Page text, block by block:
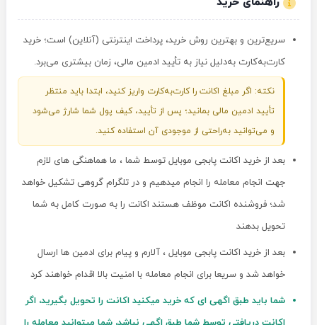
سریع‌ترین و بهترین روش خرید، پرداخت اینترنتی (آنلاین) است؛ خرید
کارت‌به‌کارت به‌دلیل نیاز به تأیید ادمین مالی، زمان بیشتری می‌برد.
نکته: اگر مبلغ اکانت را کارت‌به‌کارت واریز کنید، ابتدا باید منتظر
تأیید ادمین مالی بمانید؛ پس از تأیید، کیف پول شما شارژ می‌شود
و می‌توانید به‌راحتی از موجودی آن استفاده کنید.
بعد از خرید اکانت پابجی موبایل توسط شما ، ما هماهنگی های لازم
جهت انجام معامله را انجام میدهیم و در تلگرام گروهی تشکیل خواهد
شد؛ فروشنده اکانت موظف هستند اکانت را به صورت کامل به شما
تحویل بدهند
بعد از خرید اکانت پابجی موبایل ، آلارم و پیام برای ادمین ها ارسال
خواهد شد و سریعا برای انجام معامله با امنیت بالا اقدام خواهند کرد
شما باید طبق اگهی ای که خرید میکنید اکانت را تحویل بگیرید، اگر